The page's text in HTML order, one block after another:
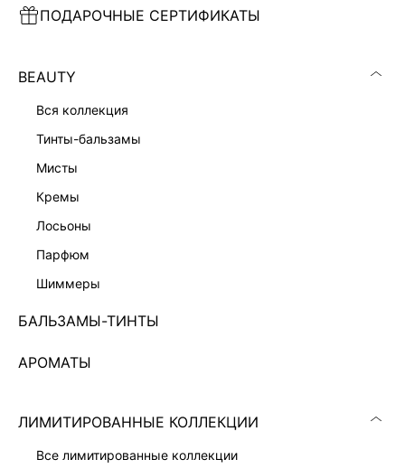
ПОДАРОЧНЫЕ СЕРТИФИКАТЫ
BEAUTY
вся коллекция
тинты-бальзамы
мисты
кремы
лосьоны
парфюм
шиммеры
БАЛЬЗАМЫ-ТИНТЫ
АРОМАТЫ
ЛИМИТИРОВАННЫЕ КОЛЛЕКЦИИ
все лимитированные коллекции
АТЛАСНОЕ ПЛАТЬЕ С КРУЖЕВОМ
7 999 ₽-25% 5 999 ₽
ЮБКА-ШОРТЫ С КРУЖЕВОМ
6 599 ₽